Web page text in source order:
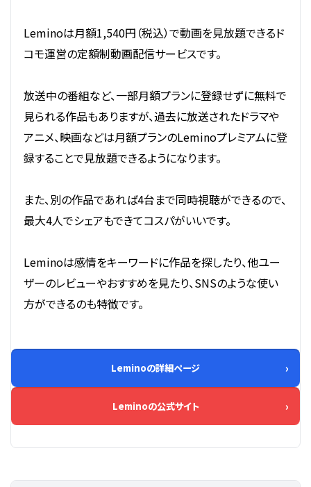
Leminoは月額1,540円（税込）で動画を見放題できるド
コモ運営の定額制動画配信サービスです。
放送中の番組など、一部月額プランに登録せずに無料で
見られる作品もありますが、過去に放送されたドラマや
アニメ、映画などは月額プランのLeminoプレミアムに登
録することで見放題できるようになります。
また、別の作品であれば4台まで同時視聴ができるので、
最大4人でシェアもできてコスパがいいです。
Leminoは感情をキーワードに作品を探したり、他ユー
ザーのレビューやおすすめを見たり、SNSのような使い
方ができるのも特徴です。
Leminoの詳細ページ
Leminoの公式サイト